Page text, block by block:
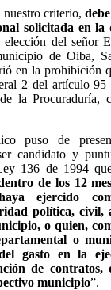
nuestro criterio,
solicitada en
del señor
de Oiba,
en la prohibición
2 del artículo
la Procuraduría,
puso de
candidato y
136 de 1994
de los 12
ejercido
política, civil,
o quien,
o
gasto en la
de contratos,
municipio”.